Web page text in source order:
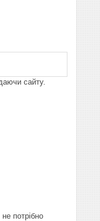
сайту.
потрібно